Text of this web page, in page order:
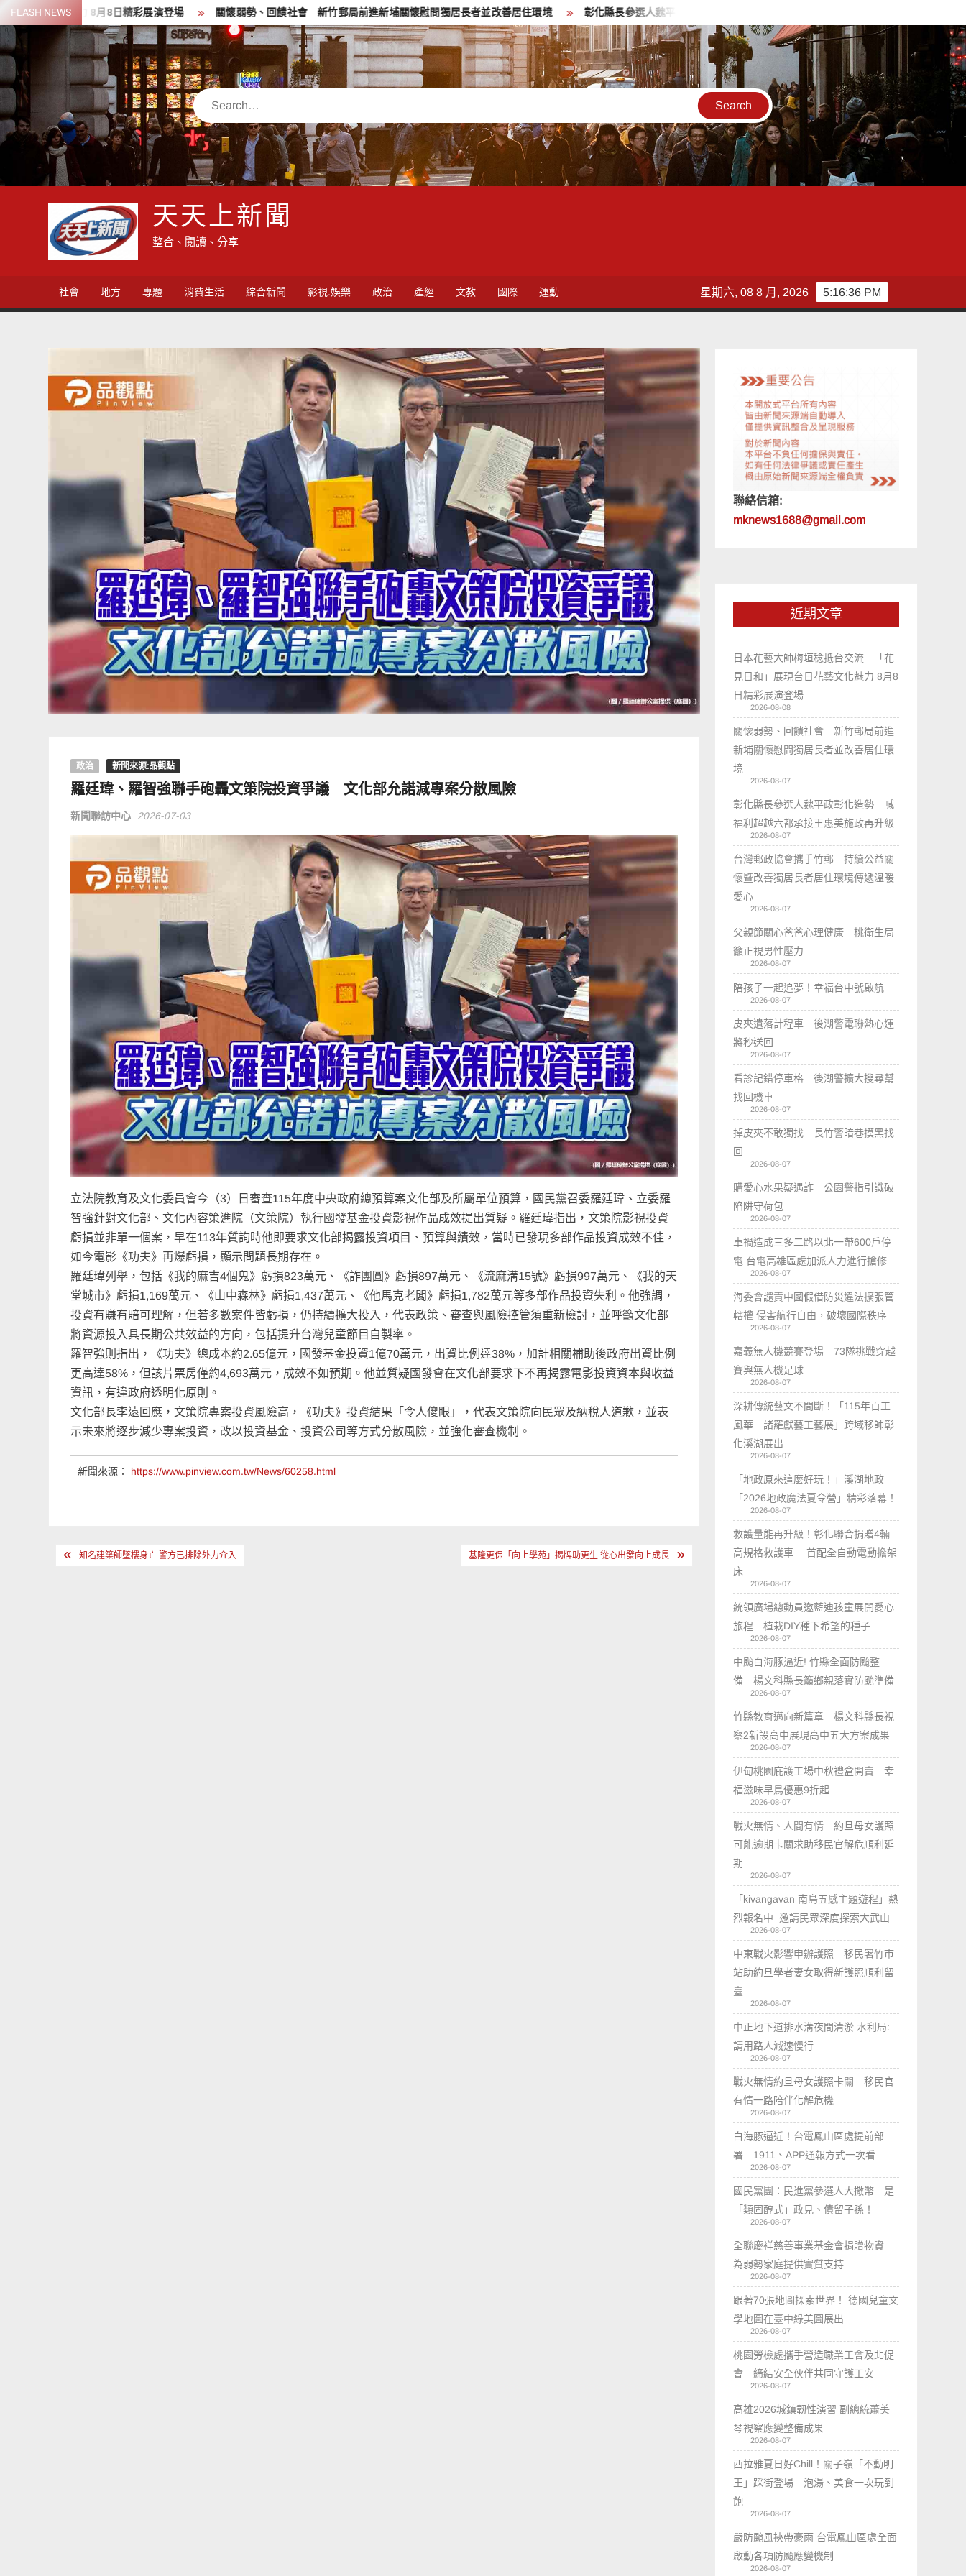
Skip
to
content
FLASH NEWS
魅力 8月8日精彩展演登場 關懷弱勢、回饋社會 新竹郵局前進新埔關懷慰問獨居長者並改善居住環境 彰化縣長參選人魏平政彰化造勢 喊福利超越六都承接王惠美施政再升級
Search
天天上新聞
整合、閱讀、分享
社會 地方 專題 消費生活 綜合新聞 影視.娛樂 政治 產經 文教 國際 運動 5:16:38 PM
星期六, 08 8 月, 2026
政治 新聞來源:品觀點
羅廷瑋、羅智強聯手砲轟文策院投資爭議 文化部允諾減專案分散風險
新聞聯訪中心 2026-07-03
立法院教育及文化委員會今（3）日審查115年度中央政府總預算案文化部及所屬單位預算，國民黨召委羅廷瑋、立委羅
智強針對文化部、文化內容策進院（文策院）執行國發基金投資影視作品成效提出質疑。羅廷瑋指出，文策院影視投資
虧損並非單一個案，早在113年質詢時他即要求文化部揭露投資項目、預算與績效，當時已發現多部作品投資成效不佳，
如今電影《功夫》再爆虧損，顯示問題長期存在。
羅廷瑋列舉，包括《我的麻吉4個鬼》虧損823萬元、《詐團圓》虧損897萬元、《流麻溝15號》虧損997萬元、《我的天
堂城市》虧損1,169萬元、《山中森林》虧損1,437萬元、《他馬克老闆》虧損1,782萬元等多部作品投資失利。他強調，
投資有賺有賠可理解，但若多數案件皆虧損，仍持續擴大投入，代表政策、審查與風險控管須重新檢討，並呼籲文化部
將資源投入具長期公共效益的方向，包括提升台灣兒童節目自製率。
羅智強則指出，《功夫》總成本約2.65億元，國發基金投資1億70萬元，出資比例達38%，加計相關補助後政府出資比例
更高達58%，但該片票房僅約4,693萬元，成效不如預期。他並質疑國發會在文化部要求下不再揭露電影投資資本與收益
資訊，有違政府透明化原則。
文化部長李遠回應，文策院專案投資風險高，《功夫》投資結果「令人傻眼」，代表文策院向民眾及納稅人道歉，並表
示未來將逐步減少專案投資，改以投資基金、投資公司等方式分散風險，並強化審查機制。
新聞來源： https://www.pinview.com.tw/News/60258.html
文 知名建築師墜樓身亡 警方已排除外力介入 基隆更保「向上學苑」揭牌助更生 從心出發向上成長
聯絡信箱:
mknews1688@gmail.com
近期文章
日本花藝大師梅垣稔抵台交流 「花
見日和」展現台日花藝文化魅力 8月8
日精彩展演登場
2026-08-08
關懷弱勢、回饋社會 新竹郵局前進
新埔關懷慰問獨居長者並改善居住環
境
2026-08-07
彰化縣長參選人魏平政彰化造勢 喊
福利超越六都承接王惠美施政再升級
2026-08-07
台灣郵政協會攜手竹郵 持續公益關
懷暨改善獨居長者居住環境傳遞溫暖
愛心
2026-08-07
父親節關心爸爸心理健康 桃衛生局
籲正視男性壓力
2026-08-07
陪孩子一起追夢！幸福台中號啟航
2026-08-07
皮夾遺落計程車 後湖警電聯熱心運
將秒送回
2026-08-07
看診記錯停車格 後湖警擴大搜尋幫
找回機車
2026-08-07
掉皮夾不敢獨找 長竹警暗巷摸黑找
回
2026-08-07
購愛心水果疑遇詐 公園警指引識破
陷阱守荷包
2026-08-07
車禍造成三多二路以北一帶600戶停
電 台電高雄區處加派人力進行搶修
2026-08-07
海委會譴責中國假借防災違法擴張管
轄權 侵害航行自由，破壞國際秩序
2026-08-07
嘉義無人機競賽登場 73隊挑戰穿越
賽與無人機足球
2026-08-07
深耕傳統藝文不間斷！「115年百工
風華 諸羅獻藝工藝展」跨域移師彰
化溪湖展出
2026-08-07
「地政原來這麼好玩！」溪湖地政
「2026地政魔法夏令營」精彩落幕！
2026-08-07
救護量能再升級！彰化聯合捐贈4輛
高規格救護車 首配全自動電動擔架
床
2026-08-07
統領廣場總動員邀藍迪孩童展開愛心
旅程 植栽DIY種下希望的種子
2026-08-07
中颱白海豚逼近! 竹縣全面防颱整
備 楊文科縣長籲鄉親落實防颱準備
2026-08-07
竹縣教育邁向新篇章 楊文科縣長視
察2新設高中展現高中五大方案成果
2026-08-07
伊甸桃園庇護工場中秋禮盒開賣 幸
福滋味早鳥優惠9折起
2026-08-07
戰火無情、人間有情 約旦母女護照
可能逾期卡關求助移民官解危順利延
期
2026-08-07
「kivangavan 南島五感主題遊程」熱
烈報名中 邀請民眾深度探索大武山
2026-08-07
中東戰火影響申辦護照 移民署竹市
站助約旦學者妻女取得新護照順利留
臺
2026-08-07
中正地下道排水溝夜間清淤 水利局:
請用路人減速慢行
2026-08-07
戰火無情約旦母女護照卡關 移民官
有情一路陪伴化解危機
2026-08-07
白海豚逼近！台電鳳山區處提前部
署 1911、APP通報方式一次看
2026-08-07
國民黨團：民進黨參選人大撒幣 是
「類固醇式」政見、債留子孫！
2026-08-07
全聯慶祥慈善事業基金會捐贈物資
為弱勢家庭提供實質支持
2026-08-07
跟著70張地圖探索世界！ 德國兒童文
學地圖在臺中綠美圖展出
2026-08-07
桃園勞檢處攜手營造職業工會及北促
會 締結安全伙伴共同守護工安
2026-08-07
高雄2026城鎮韌性演習 副總統蕭美
琴視察應變整備成果
2026-08-07
西拉雅夏日好Chill！關子嶺「不動明
王」踩街登場 泡湯、美食一次玩到
飽
2026-08-07
嚴防颱風挾帶豪雨 台電鳳山區處全面
啟動各項防颱應變機制
2026-08-07